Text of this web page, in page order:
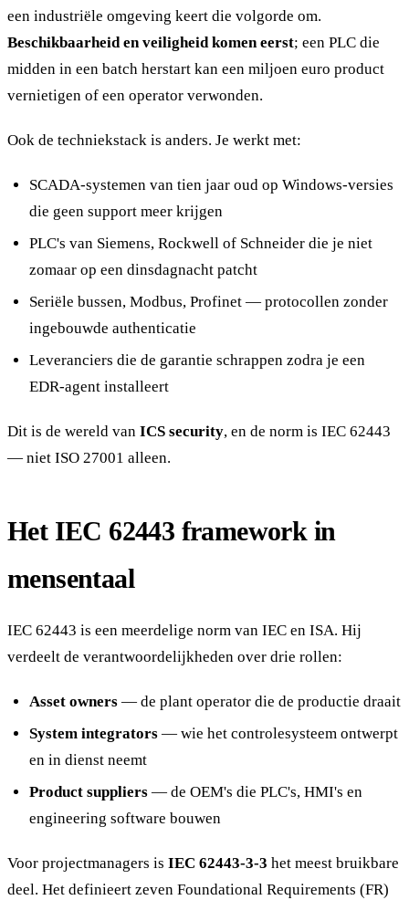
een industriële omgeving keert die volgorde om.
Beschikbaarheid en veiligheid komen eerst; een PLC die
midden in een batch herstart kan een miljoen euro product
vernietigen of een operator verwonden.
Ook de techniekstack is anders. Je werkt met:
SCADA-systemen van tien jaar oud op Windows-versies
die geen support meer krijgen
PLC's van Siemens, Rockwell of Schneider die je niet
zomaar op een dinsdagnacht patcht
Seriële bussen, Modbus, Profinet — protocollen zonder
ingebouwde authenticatie
Leveranciers die de garantie schrappen zodra je een
EDR-agent installeert
Dit is de wereld van ICS security, en de norm is IEC 62443
— niet ISO 27001 alleen.
Het IEC 62443 framework in
mensentaal
IEC 62443 is een meerdelige norm van IEC en ISA. Hij
verdeelt de verantwoordelijkheden over drie rollen:
Asset owners — de plant operator die de productie draait
System integrators — wie het controlesysteem ontwerpt
en in dienst neemt
Product suppliers — de OEM's die PLC's, HMI's en
engineering software bouwen
Voor projectmanagers is IEC 62443-3-3 het meest bruikbare
deel. Het definieert zeven Foundational Requirements (FR)